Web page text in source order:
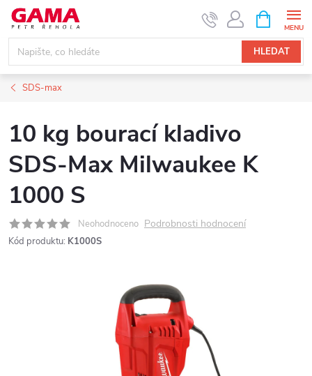
Přejít
obsah
HLEDAT
NÁKUPNÍ
KOŠÍK
SDS-max
10 kg bourací kladivo
SDS-Max Milwaukee K
1000 S
Neohodnoceno Podrobnosti hodnocení
Kód produktu: K1000S